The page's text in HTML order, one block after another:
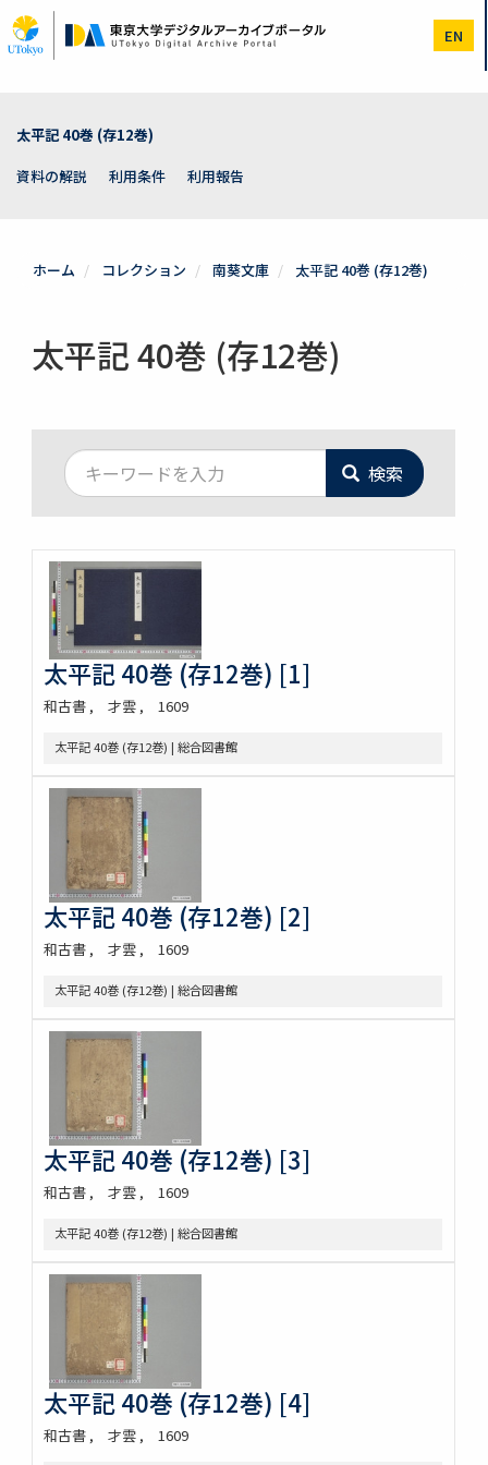
イ
ン
EN
太平記 40巻 (存12巻)
資料の解説
利用条件 利用報告
ホーム コレクション 南葵文庫 太平記 40巻 (存12巻)
太平記 40巻 (存12巻)
検索
太平記 40巻 (存12巻) [1]
和古書 才雲 1609
太平記 40巻 (存12巻) | 総合図書館
太平記 40巻 (存12巻) [2]
和古書 才雲 1609
太平記 40巻 (存12巻) | 総合図書館
太平記 40巻 (存12巻) [3]
和古書 才雲 1609
太平記 40巻 (存12巻) | 総合図書館
太平記 40巻 (存12巻) [4]
和古書 才雲 1609